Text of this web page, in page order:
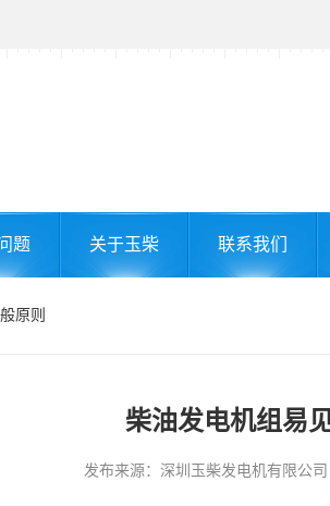
题 关于玉柴 联系我们
原则
柴油发电机组易
发布来源：深圳玉柴发电机有限